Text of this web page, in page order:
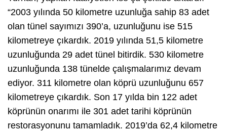
“2003 yılında 50 kilometre uzunluğa sahip 83 adet
olan tünel sayımızı 390’a, uzunluğunu ise 515
kilometreye çıkardık. 2019 yılında 51,5 kilometre
uzunluğunda 29 adet tünel bitirdik. 530 kilometre
uzunluğunda 138 tünelde çalışmalarımız devam
ediyor. 311 kilometre olan köprü uzunluğunu 657
kilometreye çıkardık. Son 17 yılda bin 122 adet
köprünün onarımı ile 301 adet tarihi köprünün
restorasyonunu tamamladık. 2019’da 62,4 kilometre